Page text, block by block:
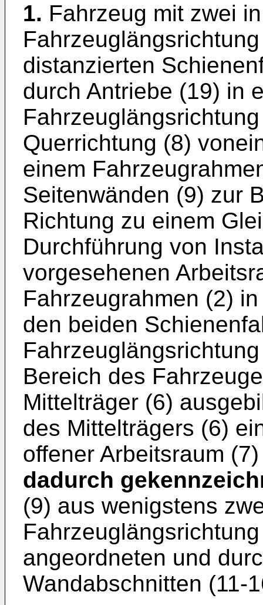
1. Fahrzeug mit zwei
distanzierten
durch Antriebe (19) in
Querrichtung (8)
einem
Seitenwänden (9) zur
Richtung zu einem
Durchführung von
vorgesehenen
Fahrzeugrahmen (2)
den beiden
Bereich des
Mittelträger (6)
des Mittelträgers (6)
offener Arbeitsraum
dadurch
(9) aus wenigstens
angeordneten und
Wandabschnitten (11-